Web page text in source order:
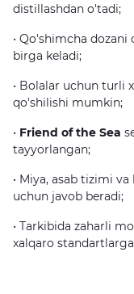
distillashdan o'tadi;
• Qo'shimcha dozani
birga keladi;
• Bolalar uchun turli
qo'shilishi mumkin;
• Friend of the Sea
tayyorlangan;
• Miya, asab tizimi va
uchun javob beradi;
• Tarkibida zaharli
xalqaro standartlarga